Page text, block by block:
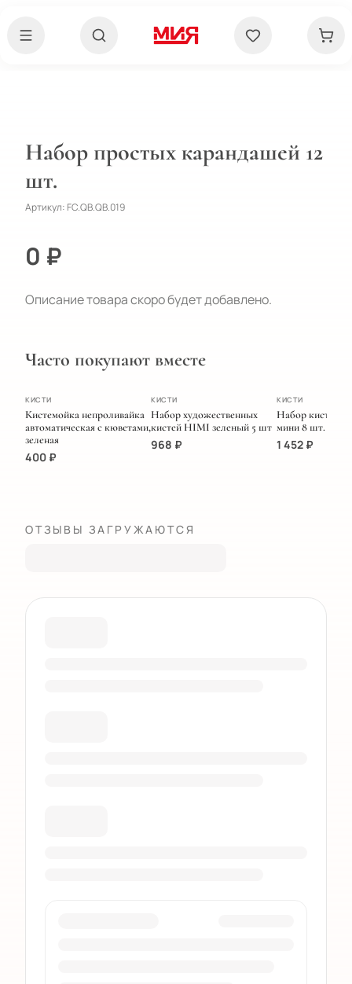
Набор простых карандашей 12
шт.
Артикул: FC.QB.QB.019
0 ₽
Описание товара скоро будет добавлено.
Часто покупают вместе
ХИТ
КИСТИ
Кистемойка непроливайка
автоматическая с кюветами,
зеленая
400 ₽
ПОПУЛЯРНОЕ
КИСТИ
Набор художественных
кистей HIMI зеленый 5 шт
968 ₽
ЭКСКЛЮЗИВ
КИСТИ
Набор кистей
мини 8 шт.
1 452 ₽
ОТЗЫВЫ ЗАГРУЖАЮТСЯ